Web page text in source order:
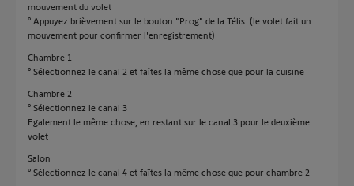
mouvement du volet
° Appuyez brièvement sur le bouton "Prog" de la Télis. (le volet fait un
mouvement pour confirmer l'enregistrement)
Chambre 1
° Sélectionnez le canal 2 et faîtes la même chose que pour la cuisine
Chambre 2
° Sélectionnez le canal 3
Egalement le même chose, en restant sur le canal 3 pour le deuxième
volet
Salon
° Sélectionnez le canal 4 et faîtes la même chose que pour chambre 2